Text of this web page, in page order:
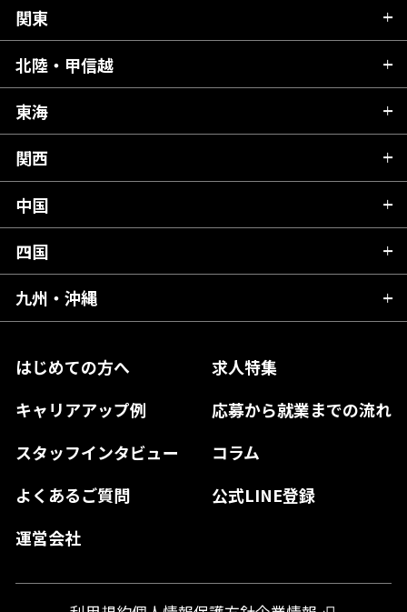
はじめての方へ
求人特集
キャリアアップ例
応募から就業までの流れ
スタッフインタビュー
コラム
よくあるご質問
公式LINE登録
運営会社
北海道
青森県
秋田県
岩手県
宮城県
福島県
関東
茨城県
栃木県
群馬県
千葉県
東京都
神奈川県
北陸・甲信越
新潟県
富山県
石川県
山梨県
長野県
東海
岐阜県
静岡県
愛知県
関西
滋賀県
京都府
大阪府
奈良県
和歌山県
中国
広島県
岡山県
島根県
山口県
四国
愛媛県
高知県
徳島県
九州・沖縄
熊本県
宮崎県